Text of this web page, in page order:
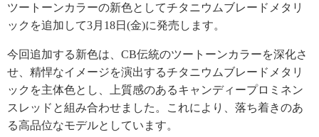
ツートーンカラーの新色としてチタニウムブレードメタリ
ックを追加して3月18日(金)に発売します。
今回追加する新色は、CB伝統のツートーンカラーを深化さ
せ、精悍なイメージを演出するチタニウムブレードメタリ
ックを主体色とし、上質感のあるキャンディープロミネン
スレッドと組み合わせました。これにより、落ち着きのあ
る高品位なモデルとしています。